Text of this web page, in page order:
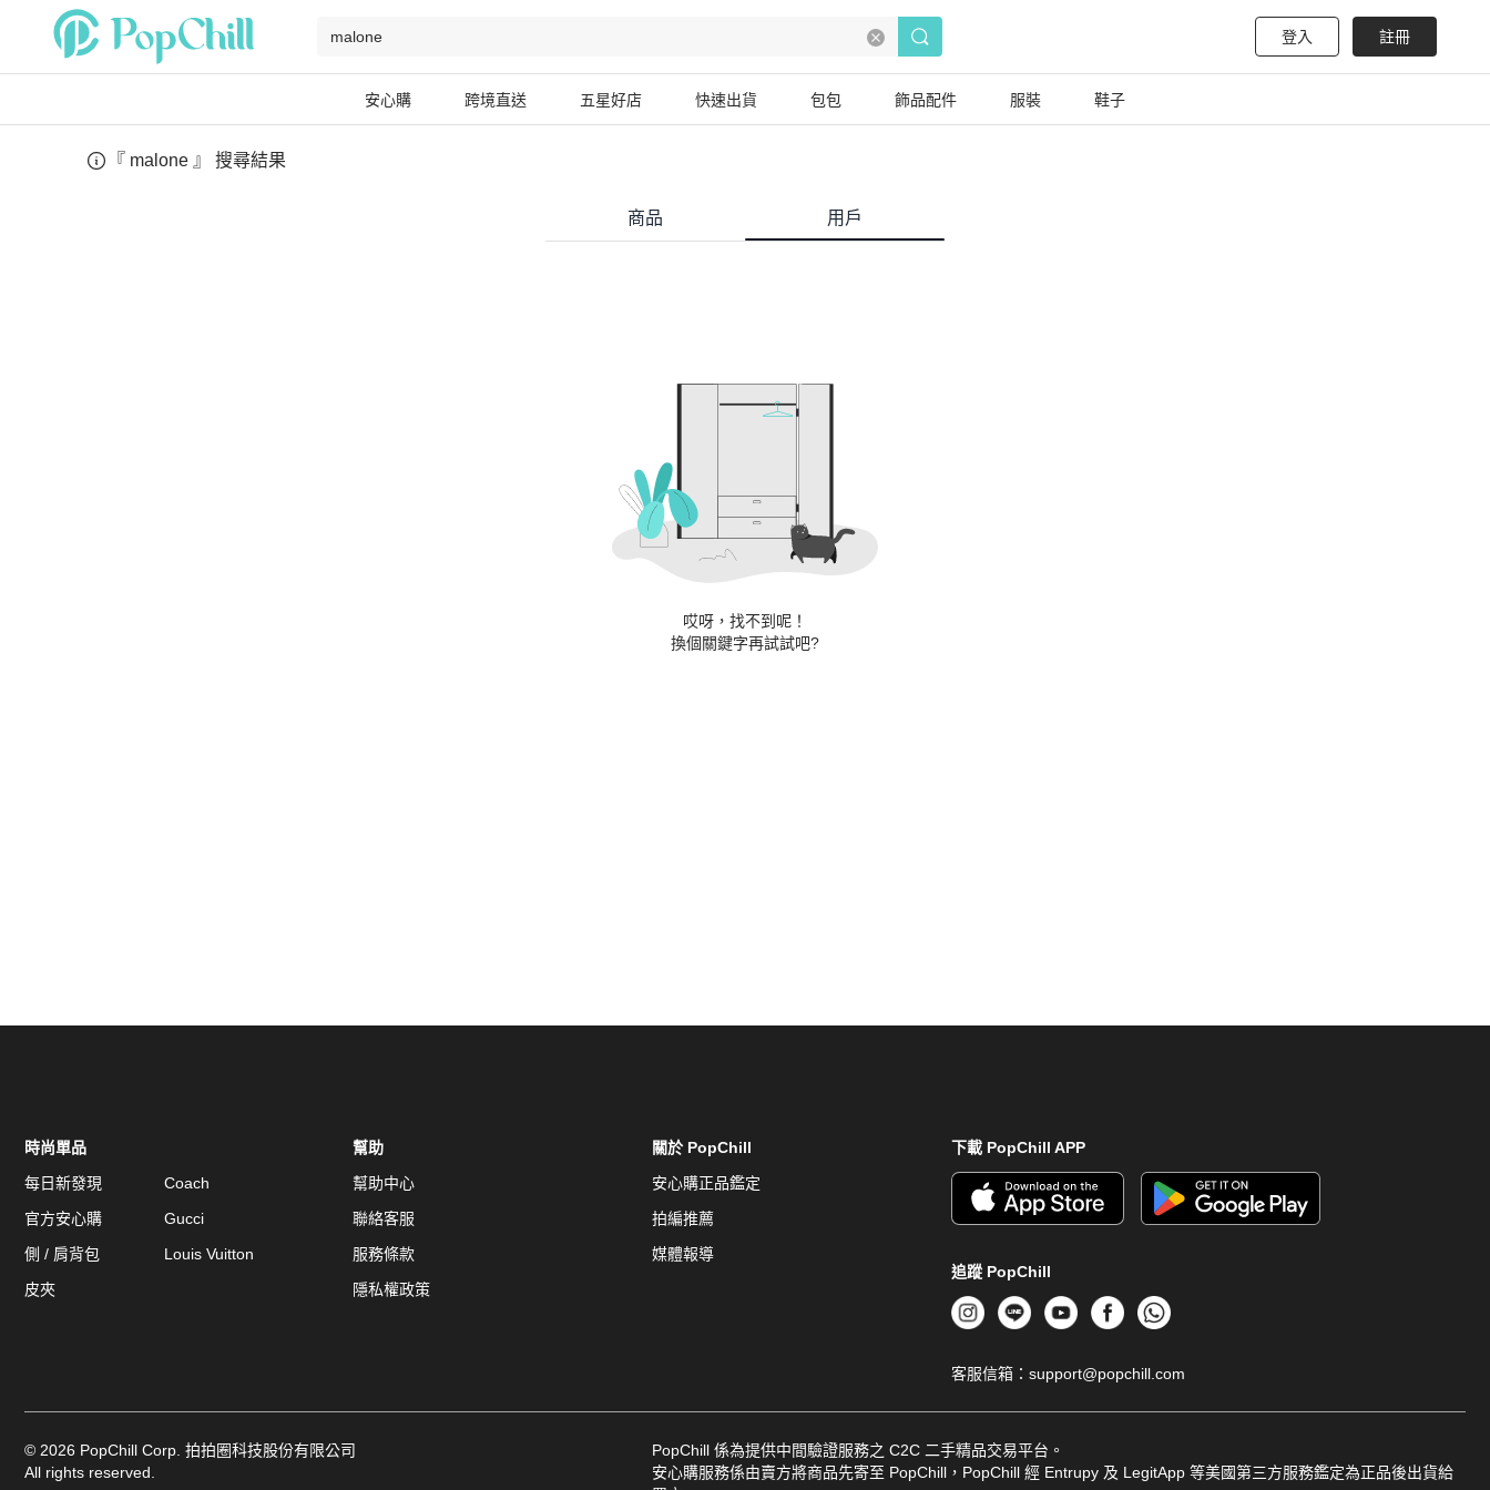
登入 註冊
安心購 跨境直送 五星好店 快速出貨 包包 飾品配件 服裝 鞋子
『 malone 』 搜尋結果
商品 用戶
哎呀，找不到呢！
換個關鍵字再試試吧?
下載 PopChill APP
追蹤 PopChill
客服信箱： support@popchill.com
時尚單品
每日新發現
官方安心購
側 / 肩背包
皮夾
Coach
Gucci
Louis Vuitton
幫助
幫助中心
聯絡客服
服務條款
隱私權政策
關於 PopChill
安心購正品鑑定
拍編推薦
媒體報導
© 2026 PopChill Corp. 拍拍圈科技股份有限公司
All rights reserved.
PopChill 係為提供中間驗證服務之 C2C 二手精品交易平台。
安心購服務係由賣方將商品先寄至 PopChill，PopChill 經 Entrupy 及 LegitApp 等美國第三方服務鑑定為正品後出貨給